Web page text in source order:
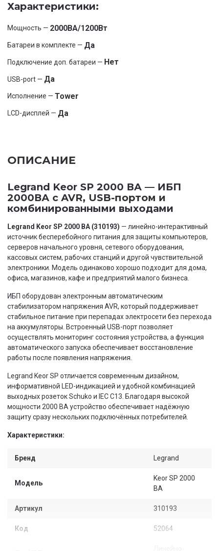
Характеристики:
Мощность — 2000ВА/1200Вт
Батареи в комплекте — Да
Подключение доп. батареи — Нет
USB-port — Да
Исполнение — Tower
LCD-дисплей — Да
ОПИСАНИЕ
Legrand Keor SP 2000 ВА — ИБП
2000ВА с AVR, USB-портом и
комбинированными выходами
Legrand Keor SP 2000 ВА (310193) — линейно-интерактивный
источник бесперебойного питания для защиты компьютеров,
серверов начального уровня, сетевого оборудования,
кассовых систем, рабочих станций и другой чувствительной
электроники. Модель одинаково хорошо подходит для дома,
офиса, магазинов, кафе и предприятий малого бизнеса.
ИБП оборудован электронным автоматическим
стабилизатором напряжения AVR, который поддерживает
стабильное питание при перепадах электросети без перехода
на аккумуляторы. Встроенный USB-порт позволяет
осуществлять мониторинг состояния устройства, а функция
автоматического запуска обеспечивает восстановление
работы после появления напряжения.
Legrand Keor SP отличается современным дизайном,
информативной LED-индикацией и удобной комбинацией
выходных розеток Schuko и IEC C13. Благодаря высокой
мощности 2000 ВА устройство обеспечивает надёжную
защиту сразу нескольких подключённых потребителей.
Характеристики:
Бренд Legrand
Модель
Keor SP 2000
ВА
Артикул 310193
Код 52064